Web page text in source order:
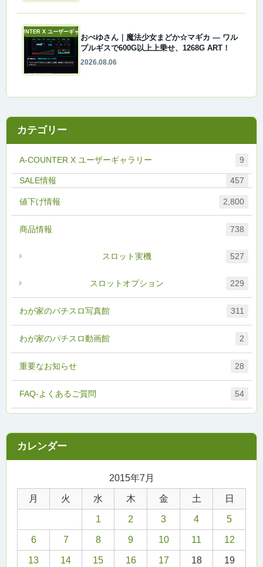
A-COUNTER X ユーザーギャラリー
おぺゆさん｜魔法少女まどか☆マギカ ― ワル
プルギスで600G以上上乗せ、1268G ART！
2026.08.06
カテゴリー
A-COUNTER X ユーザーギャラリー 9
FAQ-よくあるご質問 54
457
わが家のパチスロ写真館 311
わが家のパチスロ動画館 2
値下げ情報 2,800
商品情報 738
スロットオプション 229
スロット実機 527
重要なお知らせ 28
2015年7月
月 火 水 木 金 土 日
1 2 3 4 5
6 7 8 9 10 11 12
13 14 15 16 17 18 19